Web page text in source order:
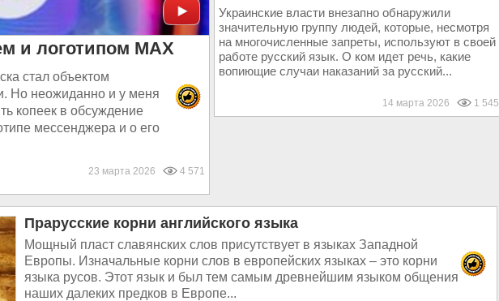
и логотипом МАХ
стал объектом
Но неожиданно и у меня
копеек в обсуждение
мессенджера и о его
23 марта 2026 4 571
Украинские власти внезапно обнаружили
значительную группу людей, которые, несмотря
на многочисленные запреты, используют в своей
работе русский язык. О ком идет речь, какие
вопиющие случаи наказаний за русский...
14 марта 2026 1 545
Прарусские корни английского языка
Мощный пласт славянских слов присутствует в языках Западной
Европы. Изначальные корни слов в европейских языках – это корни
языка русов. Этот язык и был тем самым древнейшим языком общения
наших далеких предков в Европе...